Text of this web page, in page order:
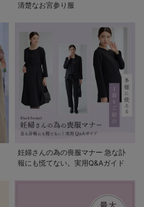
清楚なお宮参り服
妊婦さんの為の喪服マナー 急な訃
報にも慌てない。実用Q&Aガイド